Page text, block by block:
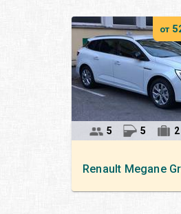
Renault Megane
от
5 5 2